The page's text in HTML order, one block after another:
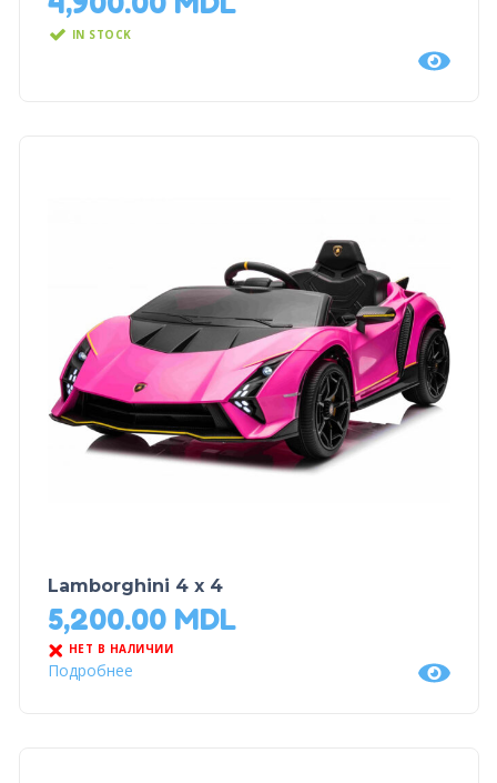
IN STOCK
Lamborghini 4 x 4
5,200.00 MDL
НЕТ В НАЛИЧИИ
Подробнее